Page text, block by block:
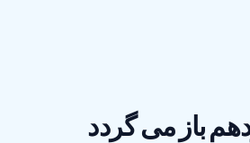
باز می گردد